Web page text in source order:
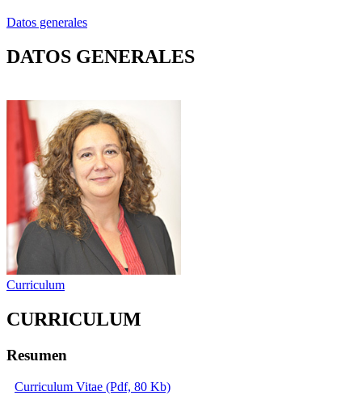
Datos generales
DATOS GENERALES
Curriculum
CURRICULUM
Resumen
Curriculum Vitae (Pdf, 80 Kb)